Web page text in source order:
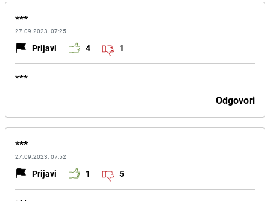
***
27.09.2023. 07:25
Prijavi 4 1
***
Odgovori
***
27.09.2023. 07:52
Prijavi 1 5